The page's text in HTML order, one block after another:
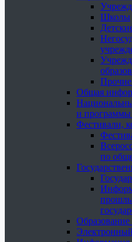
Школы
Прочие
Общая
и программы
Фестивали,
по
Образование